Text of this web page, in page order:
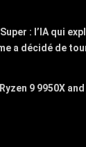
: l’IA qui
a décidé de
9 9950X